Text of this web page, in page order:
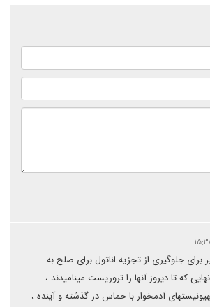
برای جلوگیری از تجزیه اناتول برای صلح به
که تا دیروز آنها را تروریست مینامیدند ،
آدمخوار با حماس در گذشته و آینده ،